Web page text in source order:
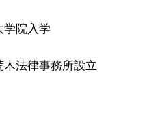
院入学
法律事務所設立